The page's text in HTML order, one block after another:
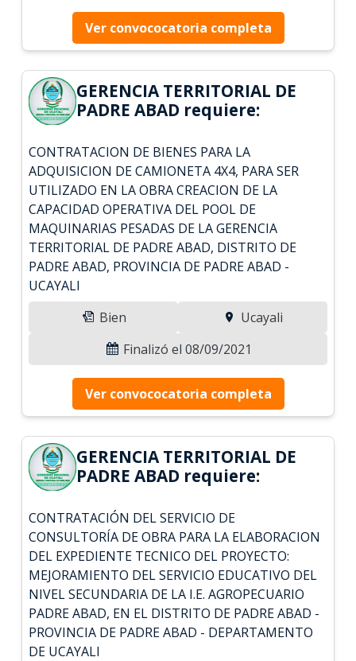
Ver convococatoria completa
GERENCIA TERRITORIAL DE
PADRE ABAD requiere:
CONTRATACION DE BIENES PARA LA
ADQUISICION DE CAMIONETA 4X4, PARA SER
UTILIZADO EN LA OBRA CREACION DE LA
CAPACIDAD OPERATIVA DEL POOL DE
MAQUINARIAS PESADAS DE LA GERENCIA
TERRITORIAL DE PADRE ABAD, DISTRITO DE
PADRE ABAD, PROVINCIA DE PADRE ABAD -
UCAYALI
Bien
Ucayali
Finalizó el 08/09/2021
Ver convococatoria completa
GERENCIA TERRITORIAL DE
PADRE ABAD requiere:
CONTRATACIÓN DEL SERVICIO DE
CONSULTORÍA DE OBRA PARA LA ELABORACION
DEL EXPEDIENTE TECNICO DEL PROYECTO:
MEJORAMIENTO DEL SERVICIO EDUCATIVO DEL
NIVEL SECUNDARIA DE LA I.E. AGROPECUARIO
PADRE ABAD, EN EL DISTRITO DE PADRE ABAD -
PROVINCIA DE PADRE ABAD - DEPARTAMENTO
DE UCAYALI